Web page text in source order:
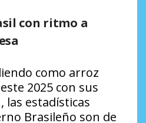
con ritmo a
como arroz
2025 con sus
las estadísticas
Brasileño son de